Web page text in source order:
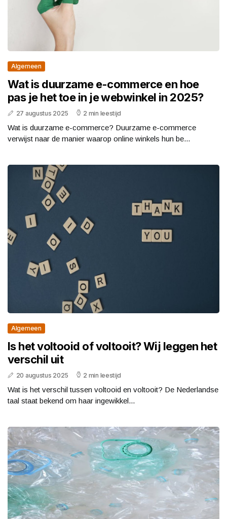
Algemeen
Wat is duurzame e-commerce en hoe
pas je het toe in je webwinkel in 2025?
27 augustus 2025 2 min leestijd
Wat is duurzame e-commerce? Duurzame e-commerce
verwijst naar de manier waarop online winkels hun be...
Algemeen
Is het voltooid of voltooit? Wij leggen het
verschil uit
20 augustus 2025 2 min leestijd
Wat is het verschil tussen voltooid en voltooit? De Nederlandse
taal staat bekend om haar ingewikkel...